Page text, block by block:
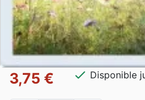
3,75 € check Disponible